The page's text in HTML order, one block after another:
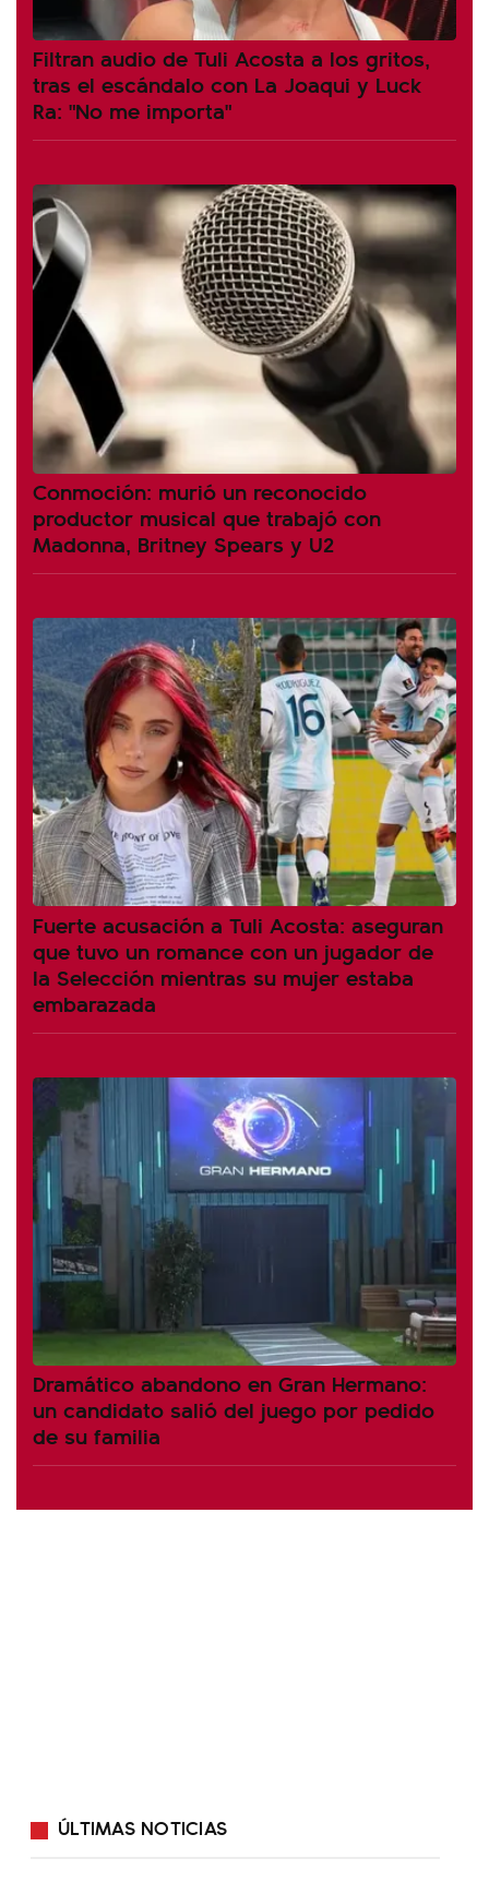
Filtran audio de Tuli Acosta a los gritos,
tras el escándalo con La Joaqui y Luck
Ra: "No me importa"
Conmoción: murió un reconocido
productor musical que trabajó con
Madonna, Britney Spears y U2
Fuerte acusación a Tuli Acosta: aseguran
que tuvo un romance con un jugador de
la Selección mientras su mujer estaba
embarazada
Dramático abandono en Gran Hermano:
un candidato salió del juego por pedido
de su familia
ÚLTIMAS NOTICIAS